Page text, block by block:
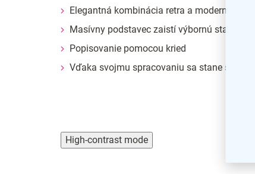
Elegantná kombinácia retra a moderny
Masívny podstavec zaistí výbornú stabilitu
Popisovanie pomocou kried
Vďaka svojmu spracovaniu sa stane
High-contrast mode